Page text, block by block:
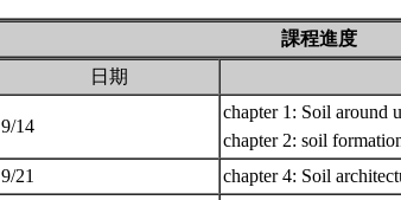
課程進度
日期
9/14
chapter 1: Soil around
chapter 2: soil
9/21 chapter 4: Soil